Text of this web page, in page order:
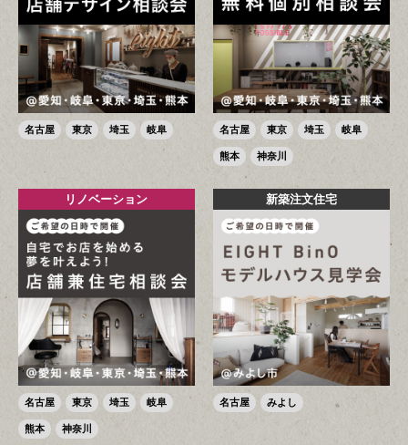
名古屋 東京 埼玉 岐阜 名古屋 東京 埼玉 岐阜
熊本 神奈川
リノベーション
名古屋 東京 埼玉 岐阜
熊本 神奈川
新築注文住宅
名古屋 みよし